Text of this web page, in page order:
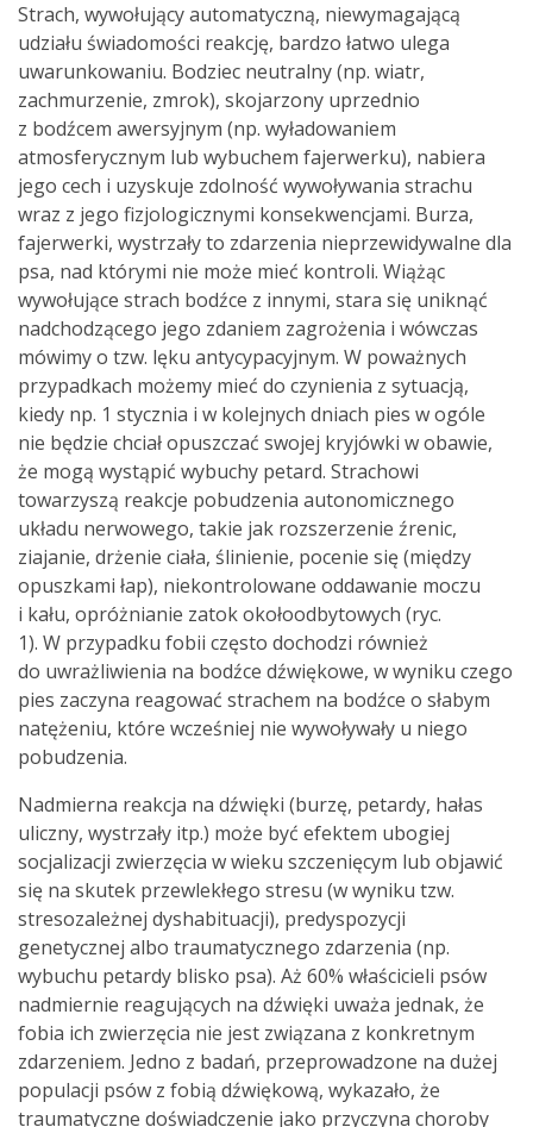
Strach, wywołujący automatyczną, niewymagającą
udziału świadomości reakcję, bardzo łatwo ulega
uwarunkowaniu. Bodziec neutralny (np. wiatr,
zachmurzenie, zmrok), skojarzony uprzednio
z bodźcem awersyjnym (np. wyładowaniem
atmosferycznym lub wybuchem fajerwerku), nabiera
jego cech i uzyskuje zdolność wywoływania strachu
wraz z jego fizjologicznymi konsekwencjami. Burza,
fajerwerki, wystrzały to zdarzenia nieprzewidywalne dla
psa, nad którymi nie może mieć kontroli. Wiążąc
wywołujące strach bodźce z innymi, stara się uniknąć
nadchodzącego jego zdaniem zagrożenia i wówczas
mówimy o tzw. lęku antycypacyjnym. W poważnych
przypadkach możemy mieć do czynienia z sytuacją,
kiedy np. 1 stycznia i w kolejnych dniach pies w ogóle
nie będzie chciał opuszczać swojej kryjówki w obawie,
że mogą wystąpić wybuchy petard. Strachowi
towarzyszą reakcje pobudzenia autonomicznego
układu nerwowego, takie jak rozszerzenie źrenic,
ziajanie, drżenie ciała, ślinienie, pocenie się (między
opuszkami łap), niekontrolowane oddawanie moczu
i kału, opróżnianie zatok okołoodbytowych (ryc.
1). W przypadku fobii często dochodzi również
do uwrażliwienia na bodźce dźwiękowe, w wyniku czego
pies zaczyna reagować strachem na bodźce o słabym
natężeniu, które wcześniej nie wywoływały u niego
pobudzenia.
Nadmierna reakcja na dźwięki (burzę, petardy, hałas
uliczny, wystrzały itp.) może być efektem ubogiej
socjalizacji zwierzęcia w wieku szczenięcym lub objawić
się na skutek przewlekłego stresu (w wyniku tzw.
stresozależnej dyshabituacji), predyspozycji
genetycznej albo traumatycznego zdarzenia (np.
wybuchu petardy blisko psa). Aż 60% właścicieli psów
nadmiernie reagujących na dźwięki uważa jednak, że
fobia ich zwierzęcia nie jest związana z konkretnym
zdarzeniem. Jedno z badań, przeprowadzone na dużej
populacji psów z fobią dźwiękową, wykazało, że
traumatyczne doświadczenie jako przyczyna choroby